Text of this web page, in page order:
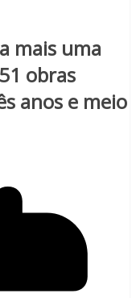
mais uma
obras
anos e meio